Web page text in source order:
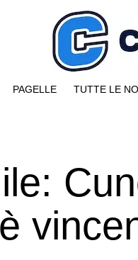
PAGELLE TUTTE LE